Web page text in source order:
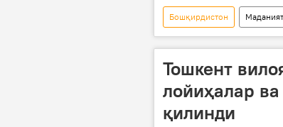
Бошқирдистон Маданият
Озарбайжон
Тошкент
лойиҳалар
қилинди